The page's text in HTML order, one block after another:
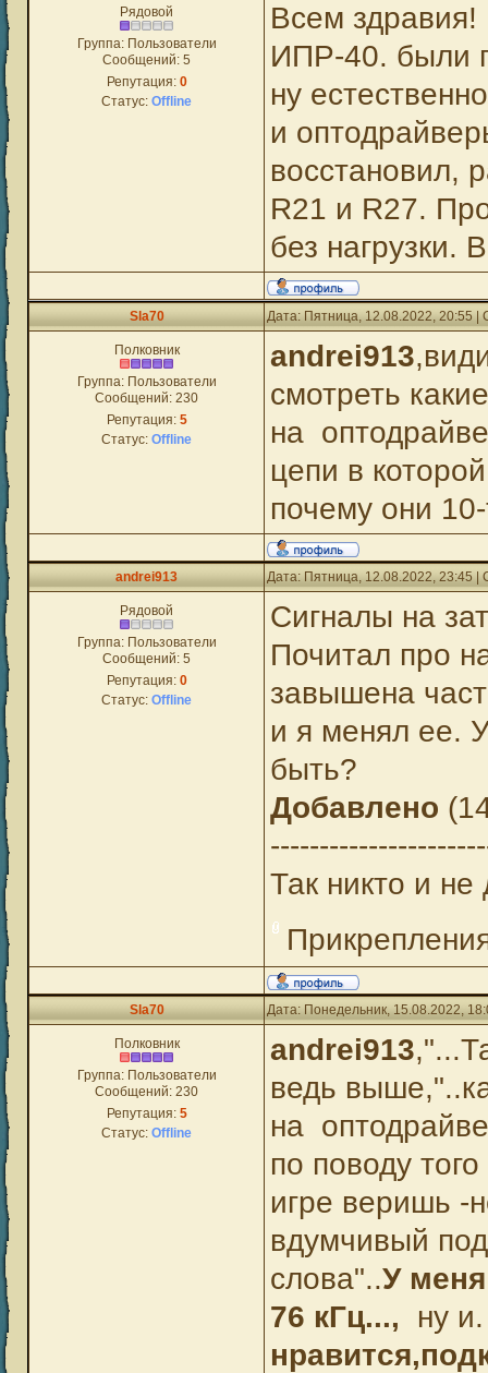
Рядовой
Группа: Пользователи
Сообщений: 5
Репутация: 0
Статус: Offline
Всем
ИПР-40. были
ну
и
восстановил,
R21 и R27.
без нагрузки.
Sla70 Дата: Пятница, 12.08.2022, 20:55
Полковник
Группа: Пользователи
Сообщений: 230
Репутация: 5
Статус: Offline
andrei913
смотреть
на
цепи в
почему они
andrei913 Дата: Пятница, 12.08.2022, 23:45
Рядовой
Группа: Пользователи
Сообщений: 5
Репутация: 0
Статус: Offline
Сигналы на
Почитал про
завышена
и я менял ее.
быть?
Добавлено
Так никто и не
Sla70 Дата: Понедельник, 15.08.2022,
Полковник
Группа: Пользователи
Сообщений: 230
Репутация: 5
Статус: Offline
andrei913
ведь
на
по поводу
игре веришь -
вдумчивый
слова"..У
76 кГц..., ну